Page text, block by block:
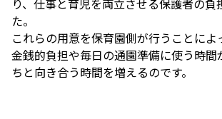
り、仕事と育児を両立させる保護者の負
た。
これらの用意を保育園側が行うことによ
金銭的負担や毎日の通園準備に使う時間
ちと向き合う時間を増えるのです。